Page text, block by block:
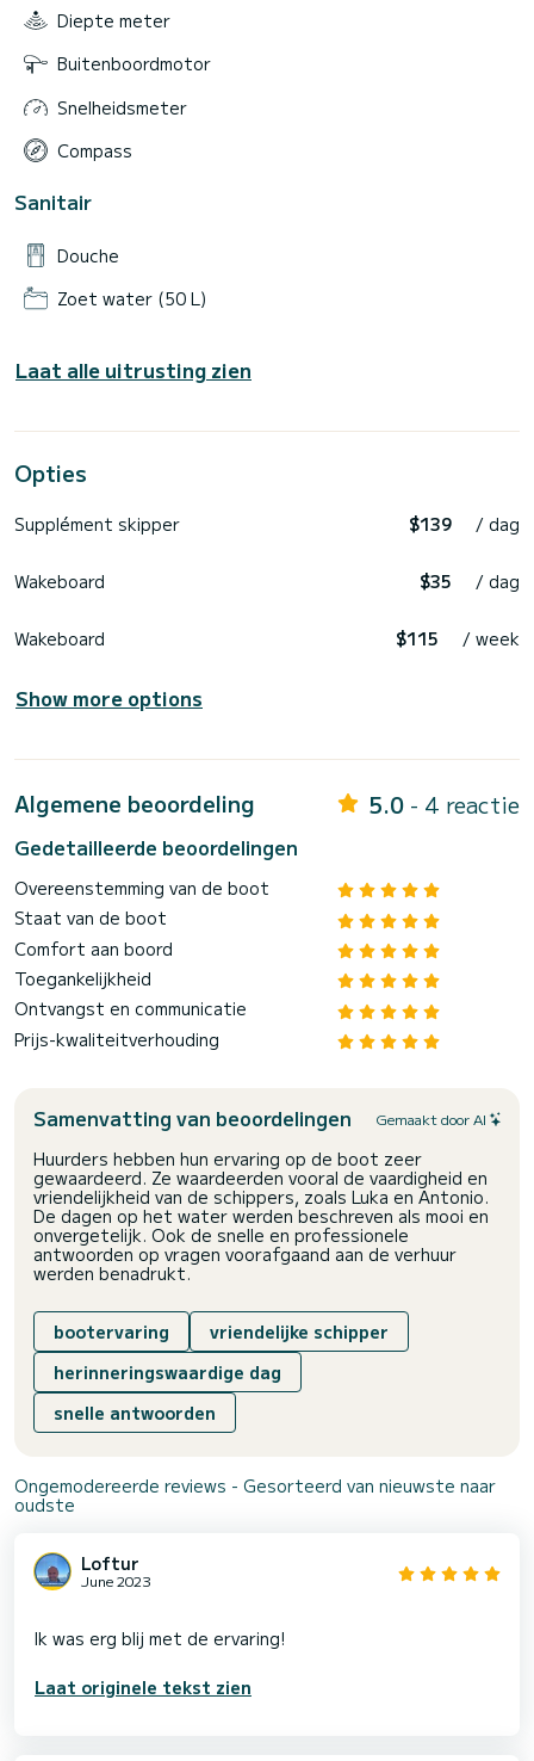
Diepte meter
Buitenboordmotor
Snelheidsmeter
Compass
Sanitair
Douche
Zoet water (50 L)
Laat alle uitrusting zien
Opties
Supplément skipper $139 / dag
Wakeboard $35 / dag
Wakeboard $115 / week
Show more options
Algemene beoordeling 5.0 - 4 reactie
Gedetailleerde beoordelingen
Overeenstemming van de boot
Staat van de boot
Comfort aan boord
Toegankelijkheid
Ontvangst en communicatie
Prijs-kwaliteitverhouding
Samenvatting van beoordelingen Gemaakt door AI
Huurders hebben hun ervaring op de boot zeer
gewaardeerd. Ze waardeerden vooral de vaardigheid en
vriendelijkheid van de schippers, zoals Luka en Antonio.
De dagen op het water werden beschreven als mooi en
onvergetelijk. Ook de snelle en professionele
antwoorden op vragen voorafgaand aan de verhuur
werden benadrukt.
bootervaring
vriendelijke schipper
herinneringswaardige dag
snelle antwoorden
Ongemodereerde reviews - Gesorteerd van nieuwste naar
oudste
Loftur
June 2023
Laat originele tekst zien